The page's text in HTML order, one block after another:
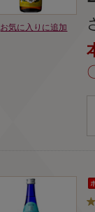
お気に入りに追加